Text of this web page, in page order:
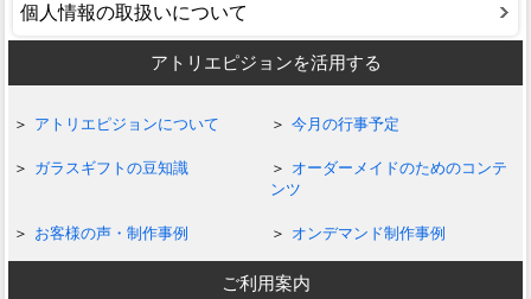
個人情報の取扱いについて
アトリエピジョンを活用する
アトリエピジョンについて 今月の行事予定
ガラスギフトの豆知識
オーダーメイドのためのコンテ
ンツ
お客様の声・制作事例 オンデマンド制作事例
ご利用案内